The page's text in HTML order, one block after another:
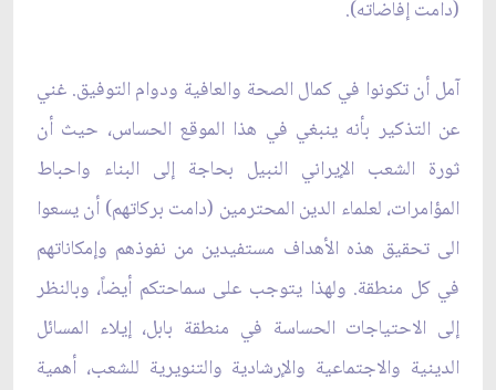
(دامت إفاضاته).
آمل أن تكونوا في كمال الصحة والعافية ودوام التوفيق. غني
عن التذكير بأنه ينبغي في هذا الموقع الحساس، حيث أن
ثورة الشعب الإيراني النبيل بحاجة إلى البناء واحباط
المؤامرات، لعلماء الدين المحترمين (دامت بركاتهم) أن يسعوا
الى تحقيق هذه الأهداف مستفيدين من نفوذهم وإمكاناتهم
في كل منطقة. ولهذا يتوجب على سماحتكم أيضاً، وبالنظر
إلى الاحتياجات الحساسة في منطقة بابل، إيلاء المسائل
الدينية والاجتماعية والإرشادية والتنويرية للشعب، أهمية